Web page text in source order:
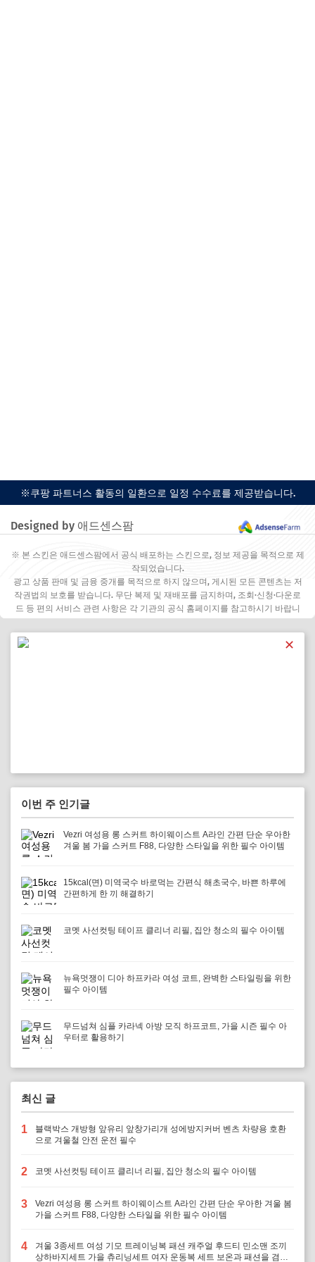
※쿠팡 파트너스 활동의 일환으로 일정 수수료를 제공받습니다.
Designed by 애드센스팜
※ 본 스킨은 애드센스팜에서 공식 배포하는 스킨으로, 정보 제공을 목적으로 제
작되었습니다.
광고 상품 판매 및 금융 중개를 목적으로 하지 않으며, 게시된 모든 콘텐츠는 저
작권법의 보호를 받습니다. 무단 복제 및 재배포를 금지하며, 조회·신청·다운로
드 등 편의 서비스 관련 사항은 각 기관의 공식 홈페이지를 참고하시기 바랍니
✕
이번 주 인기글
Vezri 여성용 롱 스커트 하이웨이스트 A라인 간편 단순 우아한
겨울 봄 가을 스커트 F88, 다양한 스타일을 위한 필수 아이템
15kcal(면) 미역국수 바로먹는 간편식 해초국수, 바쁜 하루에
간편하게 한 끼 해결하기
코멧 사선컷팅 테이프 클리너 리필, 집안 청소의 필수 아이템
뉴욕멋쟁이 디아 하프카라 여성 코트, 완벽한 스타일링을 위한
필수 아이템
무드넘쳐 심플 카라넥 아방 모직 하프코트, 가을 시즌 필수 아
우터로 활용하기
최신 글
1
블랙박스 개방형 앞유리 앞창가리개 성에방지커버 벤츠 차량용 호환
으로 겨울철 안전 운전 필수
2 코멧 사선컷팅 테이프 클리너 리필, 집안 청소의 필수 아이템
3
Vezri 여성용 롱 스커트 하이웨이스트 A라인 간편 단순 우아한 겨울 봄
가을 스커트 F88, 다양한 스타일을 위한 필수 아이템
4
겨울 3종세트 여성 기모 트레이닝복 패션 캐주얼 후드티 민소맨 조끼
상하바지세트 가을 츄리닝세트 여자 운동복 세트 보온과 패션을 겸비,